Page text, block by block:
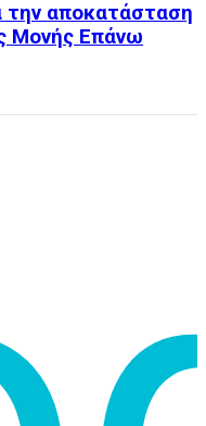
την αποκατάσταση
Μονής Επάνω